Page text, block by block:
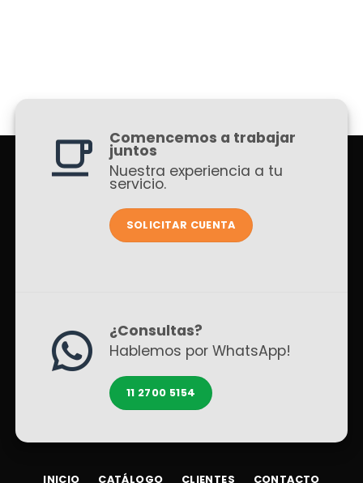
Comencemos a trabajar
juntos
Nuestra experiencia a tu
servicio.
SOLICITAR CUENTA
¿Consultas?
Hablemos por WhatsApp!
11 2700 5154
INICIO CATÁLOGO CLIENTES CONTACTO